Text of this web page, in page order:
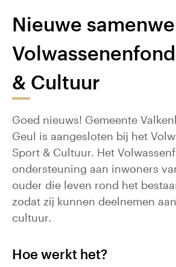
Nieuwe
& Cultuur
Goed nieuws! Gemeente
Geul is aangesloten bij het
Sport & Cultuur. Het
ondersteuning aan inwoners
ouder die leven rond het
zodat zij kunnen deelnemen
cultuur.
Hoe werkt het?